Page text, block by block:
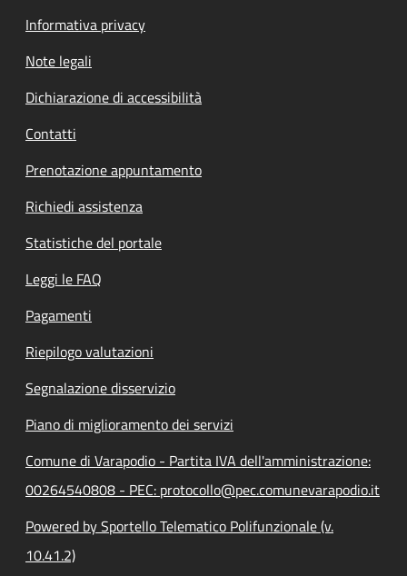
Informativa privacy
Note legali
Dichiarazione di accessibilità
Contatti
Prenotazione appuntamento
Richiedi assistenza
Statistiche del portale
Leggi le FAQ
Pagamenti
Riepilogo valutazioni
Segnalazione disservizio
Piano di miglioramento dei servizi
Comune di Varapodio - Partita IVA dell'amministrazione:
00264540808 - PEC: protocollo@pec.comunevarapodio.it
Powered by Sportello Telematico Polifunzionale (v.
10.41.2)